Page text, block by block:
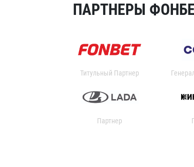
ПАРТНЕРЫ
Титульный Партнер
Партнер